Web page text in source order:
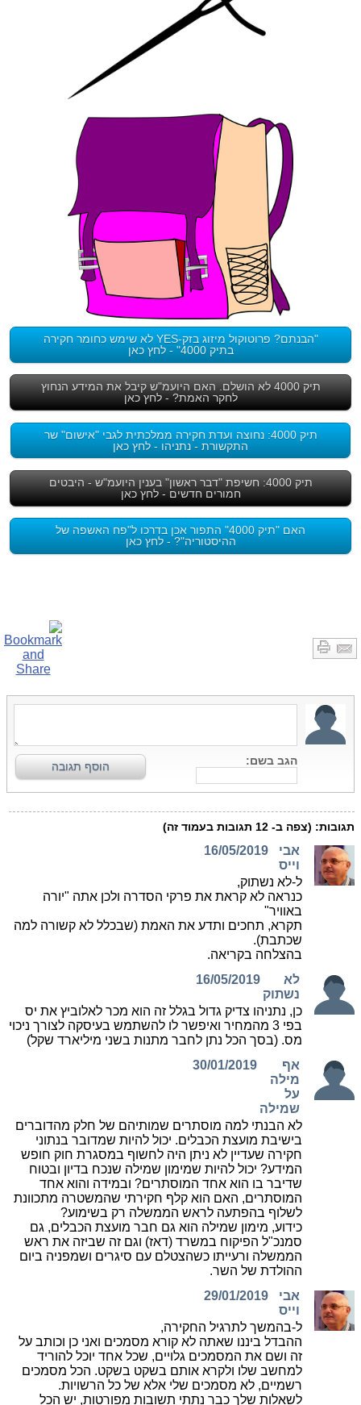
"הבנתם? פרוטוקול מיזוג בזק-YES לא שימש כחומר חקירה
בתיק 4000" - לחץ כאן
תיק 4000 לא הושלם. האם היועמ"ש קיבל את המידע הנחוץ
לחקר האמת? - לחץ כאן
תיק 4000: נחוצה ועדת חקירה ממלכתית לגבי "אישום" שר
התקשורת - נתניהו - לחץ כאן
תיק 4000: חשיפת "דבר ראשון" בענין היועמ"ש - היבטים
חמורים חדשים - לחץ כאן
האם "תיק 4000" התפור אכן בדרכו ל"פח האשפה של
ההיסטוריה"? - לחץ כאן